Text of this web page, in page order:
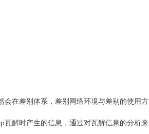
在差别体系，差别网络环境与差别的使用方
解时产生的信息，通过对瓦解信息的分析来